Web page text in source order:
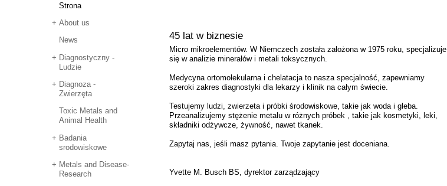
Strona
About us
News
Diagnostyczny -
Ludzie
Diagnoza -
Zwierzęta
Toxic Metals and
Animal Health
Badania
srodowiskowe
Metals and Disease-
Research
45 lat w biznesie
Micro mikroelementów. W Niemczech została założona w 1975 roku, specjalizuje
się w analizie minerałów i metali toksycznych.
Medycyna ortomolekularna i chelatacja to nasza specjalność, zapewniamy
szeroki zakres diagnostyki dla lekarzy i klinik na całym świecie.
Testujemy ludzi, zwierzeta i próbki środowiskowe, takie jak woda i gleba.
Przeanalizujemy stężenie metalu w różnych próbek , takie jak kosmetyki, leki,
składniki odżywcze, żywność, nawet tkanek.
Zapytaj nas, jeśli masz pytania. Twoje zapytanie jest doceniana.
Yvette M. Busch BS, dyrektor zarządzający